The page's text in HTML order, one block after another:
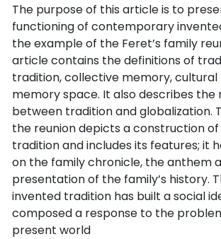
The purpose of this article is to
functioning of contemporary
the example of the Feret’s family
article contains the definitions of
tradition, collective memory,
memory space. It also describes the
between tradition and globalization.
the reunion depicts a construction
tradition and includes its features; it
on the family chronicle, the anthem
presentation of the family’s history.
invented tradition has built a social
composed a response to the
present world